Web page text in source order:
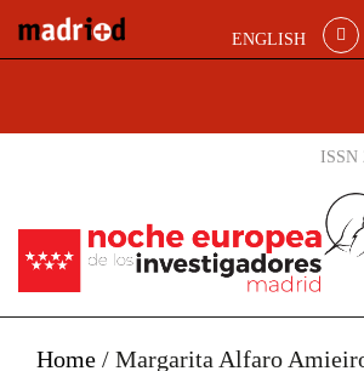
ENGLISH
Home / Margarita Alfaro